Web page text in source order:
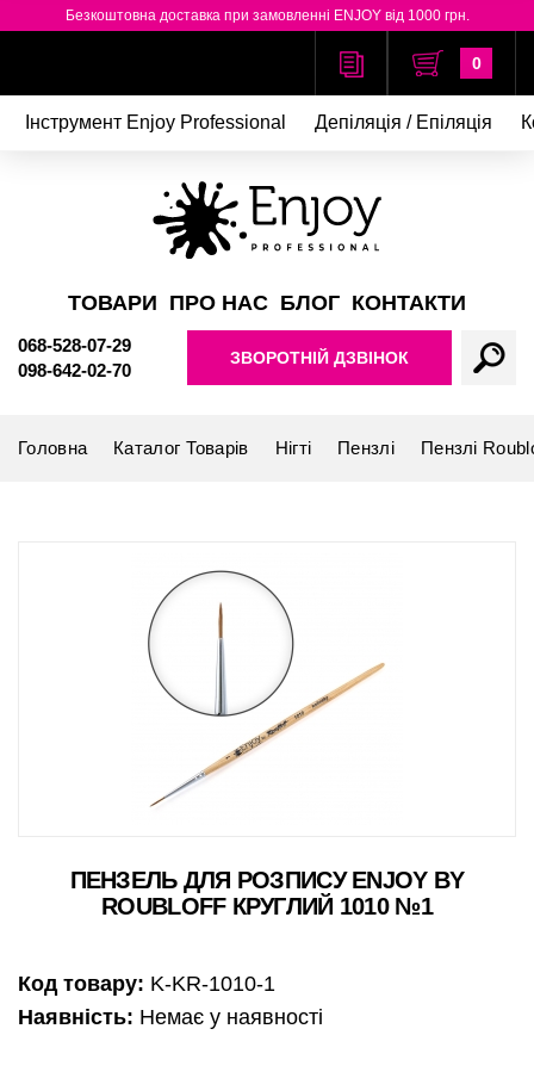
Безкоштовна доставка при замовленні ENJOY від 1000 грн.
0
Інструмент Enjoy Professional Депіляція / Епіляція
ТОВАРИ ПРО НАС БЛОГ КОНТАКТИ
068-528-07-29
098-642-02-70
ЗВОРОТНІЙ ДЗВІНОК
Головна Каталог Товарів Нігті Пензлі Пензлі
ПЕНЗЕЛЬ ДЛЯ РОЗПИСУ ENJOY BY
ROUBLOFF КРУГЛИЙ 1010 №1
Код товару: K-KR-1010-1
Наявність: Немає у наявності